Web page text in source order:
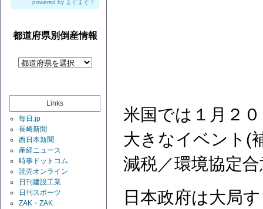
powered by まぐまぐ！
都道府県別倒産情報
Links
毎日.jp
長崎新聞
西日本新聞
産経ニュース
時事ドットコム
読売オンライン
日刊建設工業
日刊スポーツ
ZAK・ZAK
米国では１月２
大きなイベント(
減税／環境協定
日本政府は大局